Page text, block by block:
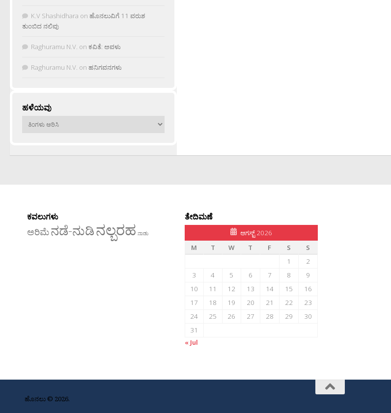
K.V Shashidhara on ಹೊನಲುವಿಗೆ 11 ವರುಶ
ತುಂಬಿದ ನಲಿವು
Raghuramu N.V. on ಕವಿತೆ: ಅವಳು
Raghuramu N.V. on ಹನಿಗವನಗಳು
ಹಳೆಯವು
ಹಳೆಯವು
ಕವಲುಗಳು
ಅರಿಮೆನಡೆ-ನುಡಿನಲ್ಬರಹ ನಾಡು
ತೇದಿಮಣೆ
ಆಗಸ್ಟ್ 2026
M
T W T F S
S
1
2
3
4 5 6 7 8
9
10
11 12 13 14 15
16
17
18 19 20 21 22
23
24
25 26 27 28 29
30
31
« Jul
ಹೊನಲು © 2026.